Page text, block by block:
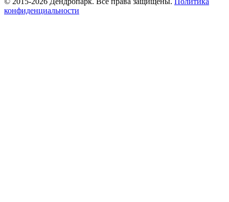
конфиденциальности